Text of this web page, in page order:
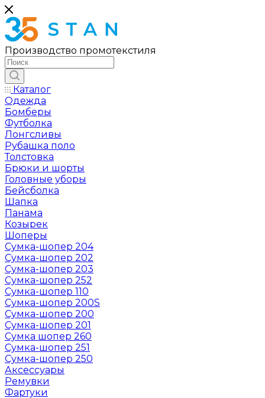
Производство промотекстиля
Каталог
Одежда
Бомберы
Футболка
Лонгсливы
Рубашка поло
Толстовка
Брюки и шорты
Головные уборы
Бейсболка
Шапка
Панама
Козырек
Шоперы
Сумка-шопер 204
Сумка-шопер 202
Сумка-шопер 203
Сумка-шопер 252
Сумка-шопер 110
Сумка-шопер 200S
Сумка-шопер 200
Сумка-шопер 201
Сумка шопер 260
Сумка-шопер 251
Сумка-шопер 250
Аксессуары
Ремувки
Фартуки